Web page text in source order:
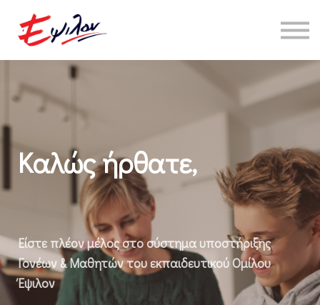
About Us
Καλώς ήρθατε,
Είστε πλέον μέλος στο σύστημα υποστήριξης
Γονέων & Μαθητών του εκπαιδευτικού Ομίλου
Έψιλον